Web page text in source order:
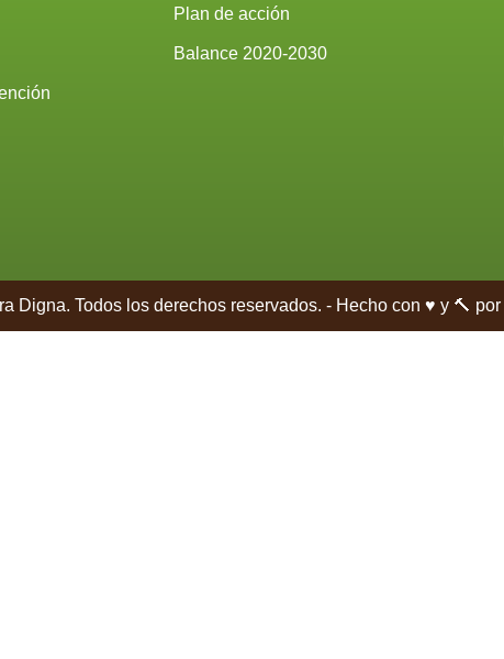
Plan de acción
Balance 2020-2030
Digna. Todos los derechos reservados. - Hecho con ♥️ y 🔨 por